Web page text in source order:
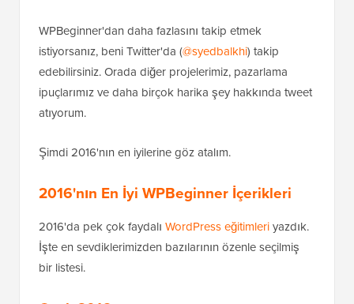
WPBeginner'dan daha fazlasını takip etmek
istiyorsanız, beni Twitter'da (@syedbalkhi) takip
edebilirsiniz. Orada diğer projelerimiz, pazarlama
ipuçlarımız ve daha birçok harika şey hakkında tweet
atıyorum.
Şimdi 2016'nın en iyilerine göz atalım.
2016'nın En İyi WPBeginner İçerikleri
2016'da pek çok faydalı WordPress eğitimleriyazdık.
İşte en sevdiklerimizden bazılarının özenle seçilmiş
bir listesi.